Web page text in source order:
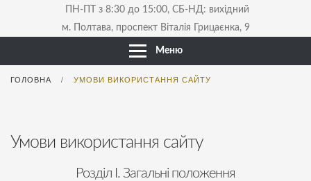
м. Полтава, проспект Віталія Грицаєнка, 9
ПН-ПТ з 8:30 до 15:00, СБ-НД: вихідний
Меню
ГОЛОВНА / УМОВИ ВИКОРИСТАННЯ САЙТУ
Умови використання сайту
Розділ I. Загальні положення